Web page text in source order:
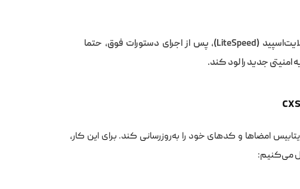
در صورت استفاده از وب‌سرورهای جایگزین مانند لایت‌استپید یا لایت‌اسپید (LiteSpeed)، پس از اجرای دستورات فوق، حتما
جدید را لود کند.
می‌کنیم: